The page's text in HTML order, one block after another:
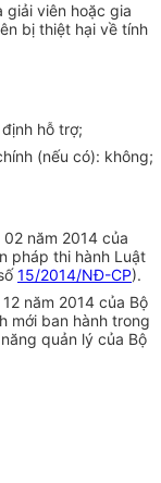
giải viên hoặc gia
bị thiệt hại về tính
hỗ trợ;
(nếu có): không;
năm 2014 của
pháp thi hành Luật
15/2014/NĐ-CP).
năm 2014 của Bộ
mới ban hành trong
quản lý của Bộ